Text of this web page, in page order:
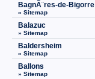
BagnÃ¨res-de-Bigorre
» Sitemap
Balazuc
» Sitemap
Baldersheim
» Sitemap
Ballons
» Sitemap